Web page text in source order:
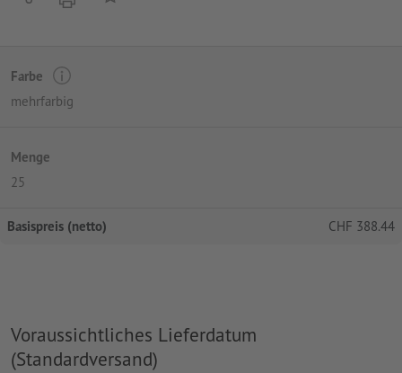
Farbe
mehrfarbig
Menge
25
Basispreis (netto) CHF 388.44
Voraussichtliches Lieferdatum
(Standardversand)